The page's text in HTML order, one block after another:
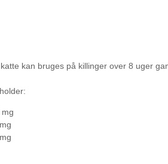
kan bruges på killinger over 8 uger